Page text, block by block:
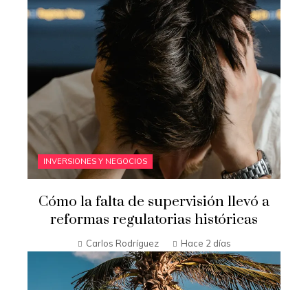
INVERSIONES Y NEGOCIOS
Cómo la falta de supervisión llevó a
reformas regulatorias históricas
Carlos Rodríguez Hace 2 días